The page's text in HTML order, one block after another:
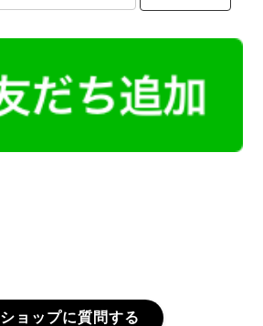
ショップに質問する